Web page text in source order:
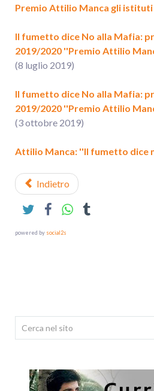
Premio Attilio Manca gli
Il fumetto dice No alla Mafia:
2019/2020 ''Premio Attilio
(8 luglio 2019)
Il fumetto dice No alla Mafia:
2019/2020 ''Premio Attilio
(3 ottobre 2019)
Attilio Manca: ''Il fumetto dice
Indietro
powered by social2s
Cerca...